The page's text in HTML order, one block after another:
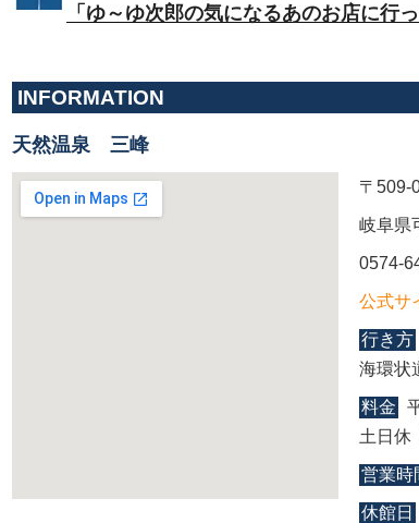
「ゆ～ゆ次郎の気になるあのお店に行
INFORMATION
天然温泉 三峰
〒509-
岐阜県
0574-
公式サ
行き方
海環状
料金
土日休
営業時
休館日